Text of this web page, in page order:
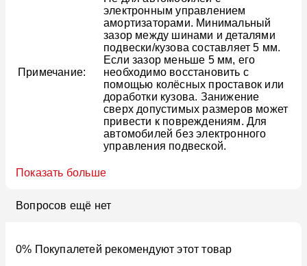
Примечание:
электронным управлением
амортизаторами. Минимальный
зазор между шинами и деталями
подвески/кузова составляет 5 мм.
Если зазор меньше 5 мм, его
необходимо восстановить с
помощью колёсных проставок или
доработки кузова. Занижение
сверх допустимых размеров может
привести к повреждениям. Для
автомобилей без электронного
управления подвеской.
Показать больше
Вопросов ещё нет
0% Покупалетей рекомендуют этот товар